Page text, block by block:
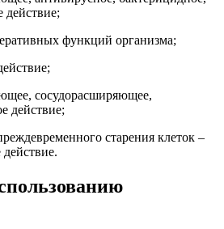
действие;
функций организма;
сосудорасширяющее,
действие;
старения клеток –
действие.